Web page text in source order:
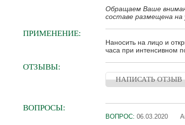
Обращаем Ваше
составе размещена на
ПРИМЕНЕНИЕ:
Наносить на лицо и
часа при интенсивном
ОТЗЫВЫ:
НАПИСАТЬ ОТЗЫВ
ВОПРОСЫ:
ВОПРОС: 06.03.2020